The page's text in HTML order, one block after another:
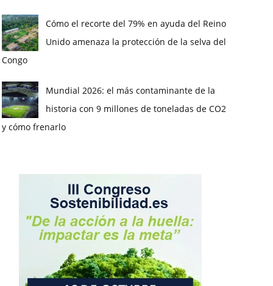
Cómo el recorte del 79% en ayuda del Reino
Unido amenaza la protección de la selva del
Congo
Mundial 2026: el más contaminante de la
historia con 9 millones de toneladas de CO2
y cómo frenarlo